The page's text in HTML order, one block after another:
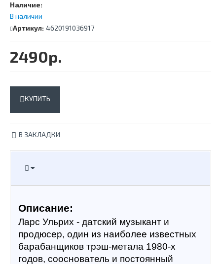
Наличие:
В наличии
Артикул: 4620191036917
2490р.
КУПИТЬ
В ЗАКЛАДКИ
Описание:
Ларс Ульрих - датский музыкант и
продюсер, один из наиболее известных
барабанщиков трэш-метала 1980-х
годов, сооснователь и постоянный